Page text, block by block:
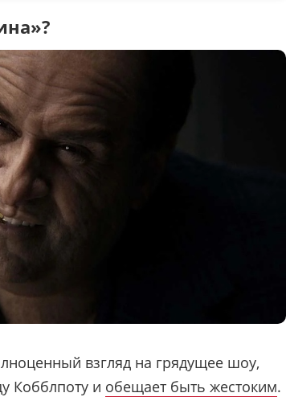
взгляд на грядущее шоу,
Кобблпоту и обещает быть жестоким.